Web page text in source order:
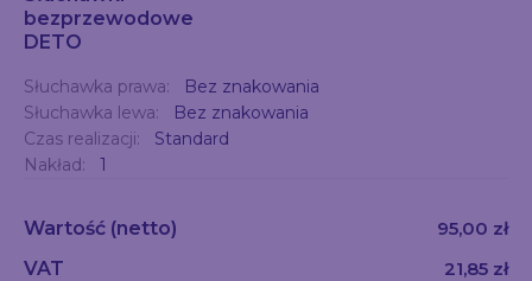
bezprzewodowe
DETO
Słuchawka prawa:
Bez znakowania
Słuchawka lewa:
Bez znakowania
Czas realizacji:
Standard
Nakład:
1
Wartość (netto)
95,00 zł
VAT
21,85 zł